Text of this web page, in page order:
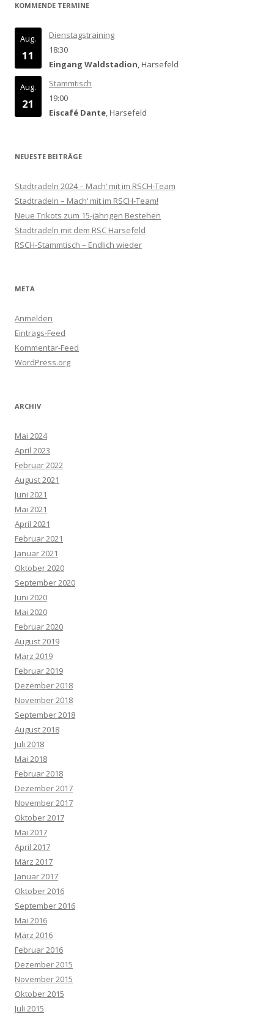
KOMMENDE TERMINE
Aug.
11
Dienstagstraining
18:30
Eingang Waldstadion, Harsefeld
Aug.
21
Stammtisch
19:00
Eiscafé Dante, Harsefeld
NEUESTE BEITRÄGE
Stadtradeln 2024 – Mach‘ mit im RSCH-Team
Stadtradeln – Mach‘ mit im RSCH-Team!
Neue Trikots zum 15-jährigen Bestehen
Stadtradeln mit dem RSC Harsefeld
RSCH-Stammtisch – Endlich wieder
META
Anmelden
Eintrags-Feed
Kommentar-Feed
WordPress.org
ARCHIV
Mai 2024
April 2023
Februar 2022
August 2021
Juni 2021
Mai 2021
April 2021
Februar 2021
Januar 2021
Oktober 2020
September 2020
Juni 2020
Mai 2020
Februar 2020
August 2019
März 2019
Februar 2019
Dezember 2018
November 2018
September 2018
August 2018
Juli 2018
Mai 2018
Februar 2018
Dezember 2017
November 2017
Oktober 2017
Mai 2017
April 2017
März 2017
Januar 2017
Oktober 2016
September 2016
Mai 2016
März 2016
Februar 2016
Dezember 2015
November 2015
Oktober 2015
Juli 2015